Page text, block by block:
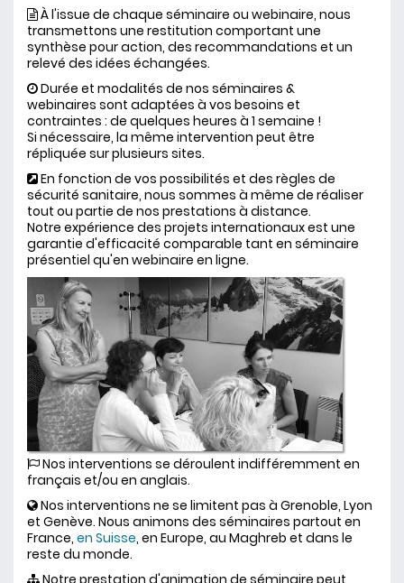
À l'issue de chaque séminaire ou webinaire, nous
transmettons une restitution comportant une
synthèse pour action, des recommandations et un
relevé des idées échangées.
Durée et modalités de nos séminaires &
webinaires sont adaptées à vos besoins et
contraintes : de quelques heures à 1 semaine !
Si nécessaire, la même intervention peut être
répliquée sur plusieurs sites.
En fonction de vos possibilités et des règles de
sécurité sanitaire, nous sommes à même de réaliser
tout ou partie de nos prestations à distance.
Notre expérience des projets internationaux est une
garantie d'efficacité comparable tant en séminaire
présentiel qu'en webinaire en ligne.
Nos interventions se déroulent indifféremment en
français et/ou en anglais.
Nos interventions ne se limitent pas à Grenoble, Lyon
et Genève. Nous animons des séminaires partout en
France, en Suisse, en Europe, au Maghreb et dans le
reste du monde.